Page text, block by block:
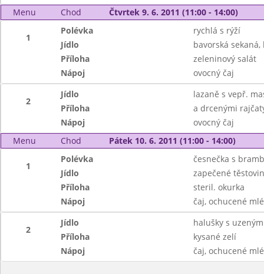
Menu
Chod Čtvrtek 9. 6. 2011 (11:00 - 14:00)
1
Polévka
rychlá s rýží
Jídlo
bavorská
Příloha
zeleninový salát
Nápoj
ovocný čaj
2
Jídlo
lazaně s vepř.
Příloha
a drcenými
Nápoj
ovocný čaj
Menu
Chod Pátek 10. 6. 2011 (11:00 - 14:00)
1
Polévka
česnečka s
Jídlo
zapečené
Příloha
steril. okurka
Nápoj
čaj, ochucené
2
Jídlo
halušky s
Příloha
kysané zelí
Nápoj
čaj, ochucené